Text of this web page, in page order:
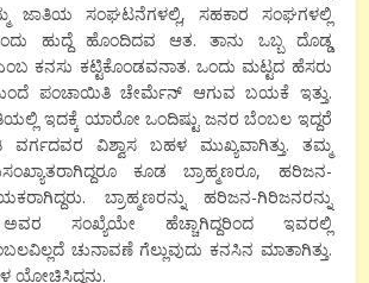
ಜಾತಿಯ ಸಂಘಟನೆಗಳಲ್ಲಿ, ಸಹಕಾರ ಸಂಘಗಳಲ್ಲಿ
ಹುದ್ದೆ ಹೊಂದಿದವ ಆತ. ತಾನು ಒಬ್ಬ ದೊಡ್ಡ
ಕನಸು ಕಟ್ಟಿಕೊಂಡವನಾತ. ಒಂದು ಮಟ್ಟದ ಹೆಸರು
ಪಂಚಾಯಿತಿ ಚೇರ್ಮೆನ್ ಆಗುವ ಬಯಕೆ ಇತ್ತು.
ಇದಕ್ಕೆ ಯಾರೋ ಒಂದಿಷ್ಟು ಜನರ ಬೆಂಬಲ ಇದ್ದರೆ
ವರ್ಗದವರ ವಿಶ್ವಾಸ ಬಹಳ ಮುಖ್ಯವಾಗಿತ್ತು. ತಮ್ಮ
ಕೂಡ ಬ್ರಾಹ್ಮಣರೂ, ಹರಿಜನ-
ಬ್ರಾಹ್ಮಣರನ್ನು ಹರಿಜನ-ಗಿರಿಜನರನ್ನು
ಸಂಖ್ಯೆಯೇ ಹೆಚ್ಚಾಗಿದ್ದರಿಂದ ಇವರಲ್ಲಿ
ಚುನಾವಣೆ ಗೆಲ್ಲುವುದು ಕನಸಿನ ಮಾತಾಗಿತ್ತು.
ಯೋಚಿಸಿದ್ದನು.